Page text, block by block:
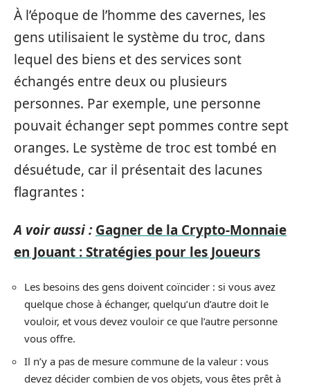
À l’époque de l’homme des cavernes, les
gens utilisaient le système du troc, dans
lequel des biens et des services sont
échangés entre deux ou plusieurs
personnes. Par exemple, une personne
pouvait échanger sept pommes contre sept
oranges. Le système de troc est tombé en
désuétude, car il présentait des lacunes
flagrantes :
A voir aussi : Gagner de la Crypto-Monnaie
en Jouant : Stratégies pour les Joueurs
Les besoins des gens doivent coïncider : si vous avez
quelque chose à échanger, quelqu’un d’autre doit le
vouloir, et vous devez vouloir ce que l’autre personne
vous offre.
Il n’y a pas de mesure commune de la valeur : vous
devez décider combien de vos objets, vous êtes prêt à